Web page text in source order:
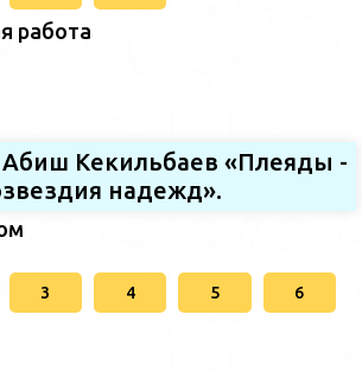
работа
Абиш Кекильбаев «Плеяды -
надежд».
3 4 5 6